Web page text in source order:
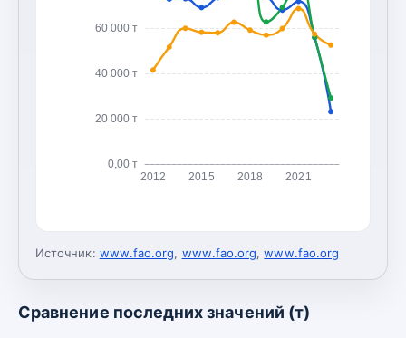
0,00 т
20 000 т
40 000 т
60 000 т
2012 2015 2018 2021
Источник: www.fao.org, www.fao.org,www.fao.org
Сравнение последних значений (т)